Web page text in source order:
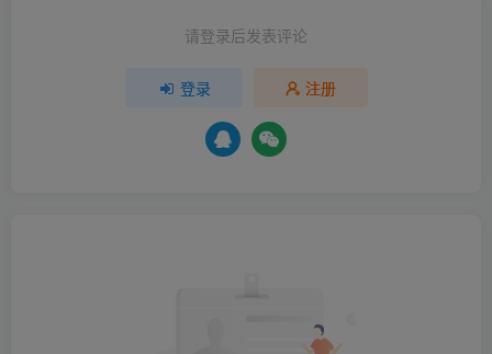
请登录后发表评论
登录 注册